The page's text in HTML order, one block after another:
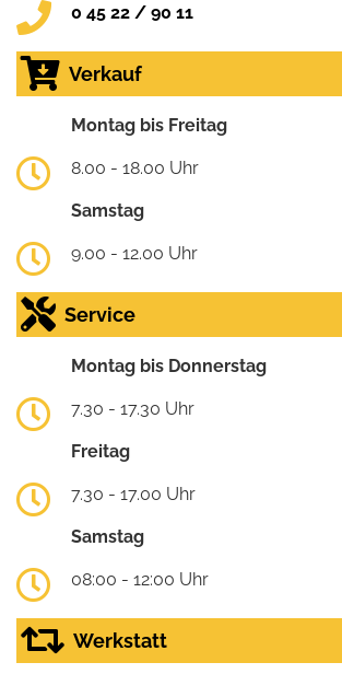
0 45 22 / 90 11
Verkauf
Montag bis Freitag
8.00 - 18.00 Uhr
Samstag
9.00 - 12.00 Uhr
Service
Montag bis Donnerstag
7.30 - 17.30 Uhr
Freitag
7.30 - 17.00 Uhr
Samstag
08:00 - 12:00 Uhr
Werkstatt